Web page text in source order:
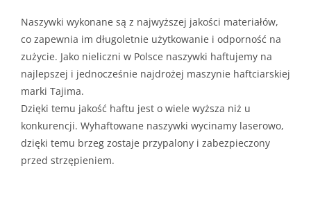
Naszywki wykonane są z najwyższej jakości materiałów,
co zapewnia im długoletnie użytkowanie i odporność na
zużycie. Jako nieliczni w Polsce naszywki haftujemy na
najlepszej i jednocześnie najdrożej maszynie haftciarskiej
marki Tajima.
Dzięki temu jakość haftu jest o wiele wyższa niż u
konkurencji. Wyhaftowane naszywki wycinamy laserowo,
dzięki temu brzeg zostaje przypalony i zabezpieczony
przed strzępieniem.